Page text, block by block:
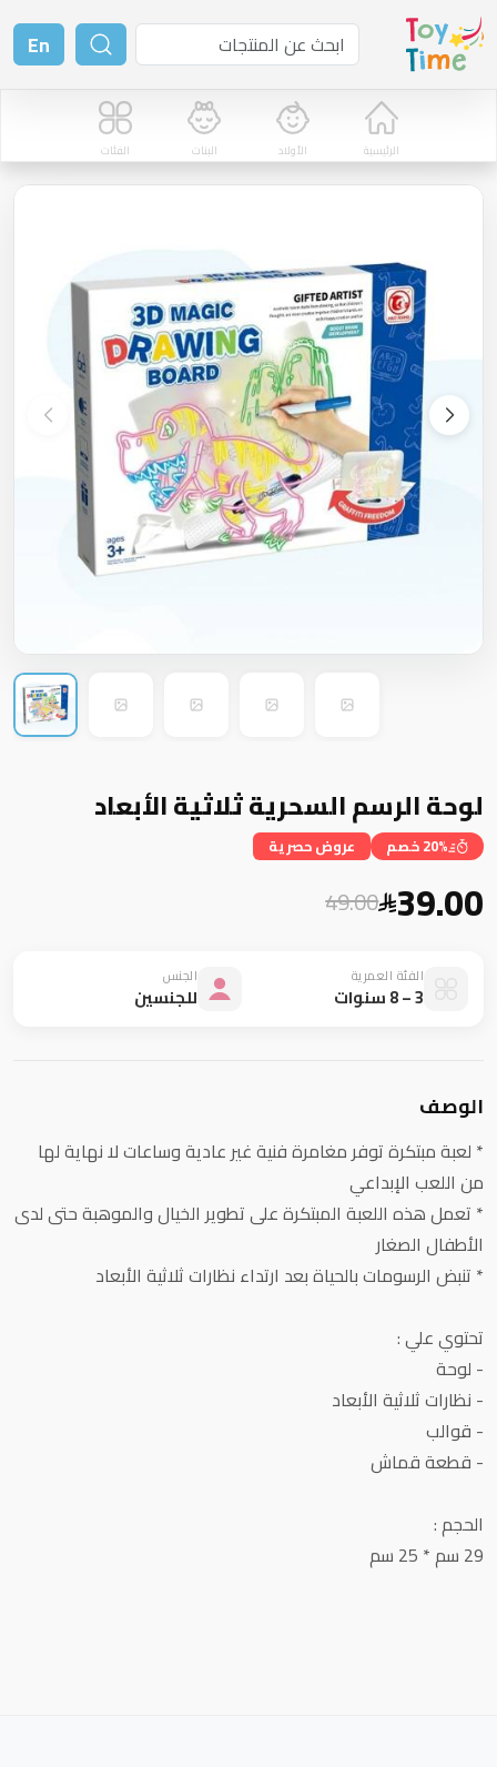
En
الرئيسية الأولاد البنات الفئات
لوحة الرسم السحرية ثلاثية الأبعاد
20% خصم عروض حصرية
39.00
49.00
الفئة العمرية
3 – 8 سنوات
الجنس
للجنسين
الوصف
* لعبة مبتكرة توفر مغامرة فنية غير عادية وساعات لا نهاية لها
من اللعب الإبداعي
* تعمل هذه اللعبة المبتكرة على تطوير الخيال والموهبة حتى لدى
الأطفال الصغار
* تنبض الرسومات بالحياة بعد ارتداء نظارات ثلاثية الأبعاد
تحتوي علي :
- لوحة
- نظارات ثلاثية الأبعاد
- قوالب
- قطعة قماش
الحجم :
29 سم * 25 سم